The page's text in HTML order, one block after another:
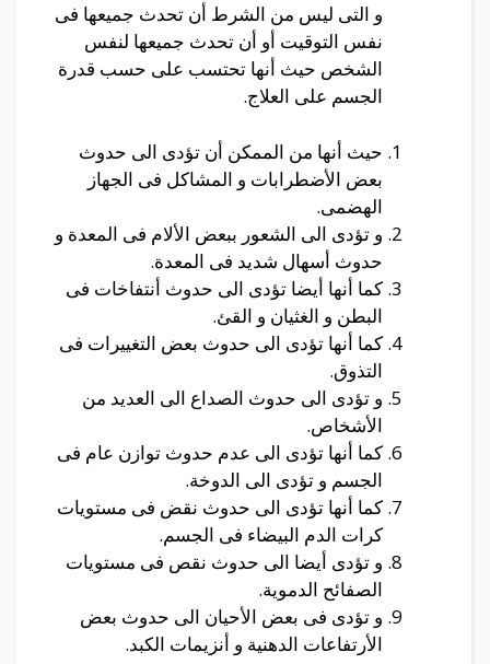
و التى ليس من الشرط أن تحدث جميعها فى
نفس التوقيت أو أن تحدث جميعها لنفس
الشخص حيث أنها تحتسب على حسب قدرة
الجسم على العلاج.
حيث أنها من الممكن أن تؤدى الى حدوث
بعض الأضطرابات و المشاكل فى الجهاز
الهضمى.
و تؤدى الى الشعور ببعض الألام فى المعدة و
حدوث أسهال شديد فى المعدة.
كما أنها أيضا تؤدى الى حدوث أنتفاخات فى
البطن و الغثيان و القئ.
كما أنها تؤدى الى حدوث بعض التغييرات فى
التذوق.
و تؤدى الى حدوث الصداع الى العديد من
الأشخاص.
كما أنها تؤدى الى عدم حدوث توازن عام فى
الجسم و تؤدى الى الدوخة.
كما أنها تؤدى الى حدوث نقض فى مستويات
كرات الدم البيضاء فى الجسم.
و تؤدى أيضا الى حدوث نقص فى مستويات
الصفائح الدموية.
و تؤدى فى بعض الأحيان الى حدوث بعض
الأرتفاعات الدهنية و أنزيمات الكبد.